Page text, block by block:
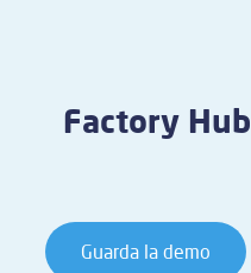
Factory Hub
Guarda la demo